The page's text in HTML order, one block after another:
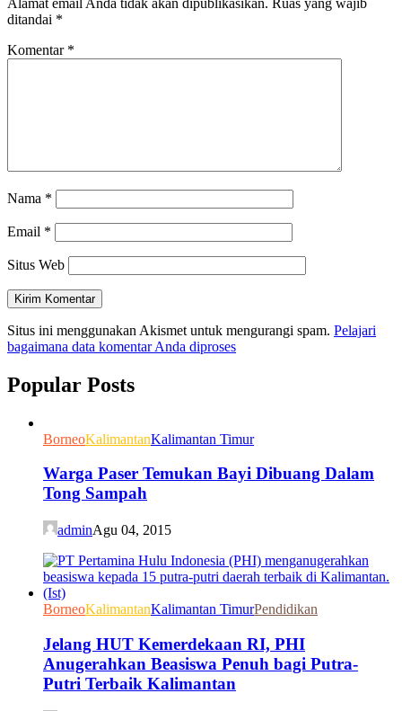
ditandai *
Komentar *
Nama *
Email *
Situs Web
Situs ini menggunakan Akismet untuk mengurangi spam. Pelajari
bagaimana data komentar Anda diproses
Popular Posts
BorneoKalimantanKalimantan Timur
Warga Paser Temukan Bayi Dibuang Dalam
Tong Sampah
adminAgu 04, 2015
BorneoKalimantanKalimantan TimurPendidikan
Jelang HUT Kemerdekaan RI, PHI
Anugerahkan Beasiswa Penuh bagi Putra-
Putri Terbaik Kalimantan